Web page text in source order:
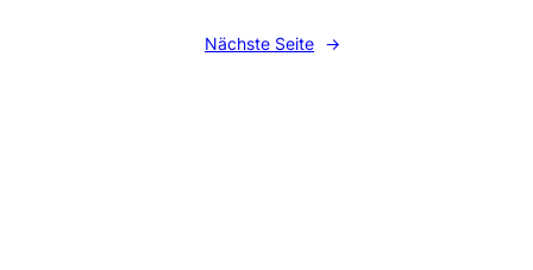
Nächste Seite →